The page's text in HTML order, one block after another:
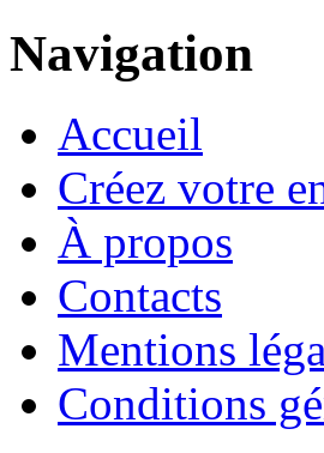
Navigation
Accueil
Créez votre
À propos
Contacts
Mentions
Conditions